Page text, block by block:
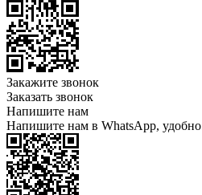
Закажите звонок
Заказать звонок
Напишите нам
Напишите нам в WhatsApp,